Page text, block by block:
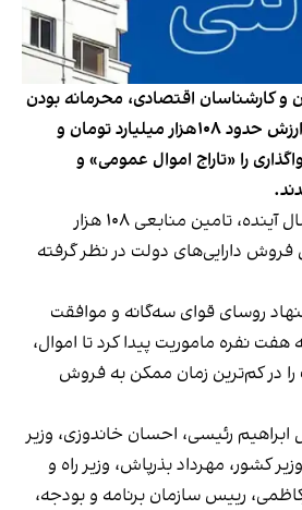
و کارشناسان اقتصادی، محرمانه بودن
واگذاری اموال دولتی به ارزش حدود ۱۰۸هزار میلیارد تومان و
را «تاراج اموال عمومی» و
دولت در لایحه بودجه سال آینده، تامین منابعی ۱۰۸ هزار
فروش دارایی‌های دولت در نظر گرفته
روسای قوای سه‌گانه و موافقت
نفره ماموریت پیدا کرد تا اموال،
را در کم‌ترین زمان ممکن به فروش
رئیسی، احسان خاندوزی، وزیر
کشور، مهرداد بذرپاش، وزیر راه و
رییس سازمان برنامه و بودجه،